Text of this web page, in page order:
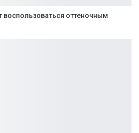
воспользоваться оттеночным